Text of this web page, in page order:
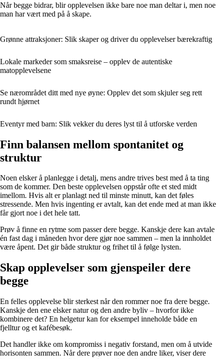
Når begge bidrar, blir opplevelsen ikke bare noe man deltar i, men noe
man har vært med på å skape.
Grønne attraksjoner: Slik skaper og driver du opplevelser bærekraftig
Lokale markeder som smaksreise – opplev de autentiske
matopplevelsene
Se nærområdet ditt med nye øyne: Opplev det som skjuler seg rett
rundt hjørnet
Eventyr med barn: Slik vekker du deres lyst til å utforske verden
Finn balansen mellom spontanitet og
struktur
Noen elsker å planlegge i detalj, mens andre trives best med å ta ting
som de kommer. Den beste opplevelsen oppstår ofte et sted midt
imellom. Hvis alt er planlagt ned til minste minutt, kan det føles
stressende. Men hvis ingenting er avtalt, kan det ende med at man ikke
får gjort noe i det hele tatt.
Prøv å finne en rytme som passer dere begge. Kanskje dere kan avtale
én fast dag i måneden hvor dere gjør noe sammen – men la innholdet
være åpent. Det gir både struktur og frihet til å følge lysten.
Skap opplevelser som gjenspeiler dere
begge
En felles opplevelse blir sterkest når den rommer noe fra dere begge.
Kanskje den ene elsker natur og den andre byliv – hvorfor ikke
kombinere det? En helgetur kan for eksempel inneholde både en
fjelltur og et kafébesøk.
Det handler ikke om kompromiss i negativ forstand, men om å utvide
horisonten sammen. Når dere prøver noe den andre liker, viser dere